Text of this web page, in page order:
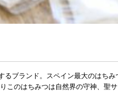
ブランド。スペイン最大のはち
このはちみつは自然界の守神、聖